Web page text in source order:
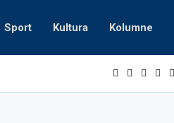
Sport Kultura Kolumne